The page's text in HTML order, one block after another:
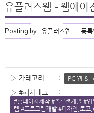
유플러스웹 - 웹에이
Posting by : 유플러스웹 등
› 카테고리 : PC 웹 ＆
› #해시태그 :
#홈페이지제작 #솔루션개발 #
템 #프로그램개발 #디자인,로고